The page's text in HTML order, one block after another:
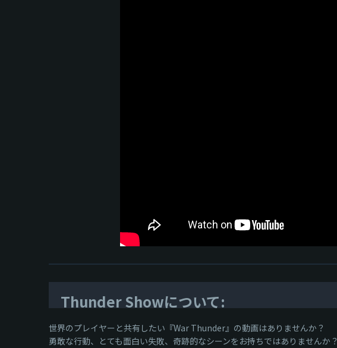
Thunder Showについて:
世界のプレイヤーと共有したい『War Thunder』の動画はありませんか？
勇敢な行動、とても面白い失敗、奇跡的なシーンをお持ちではありませんか？